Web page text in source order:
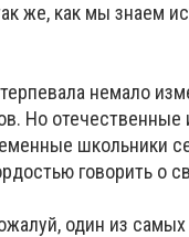
же, как мы знаем
немало
Но отечественные
школьники
говорить о
один из